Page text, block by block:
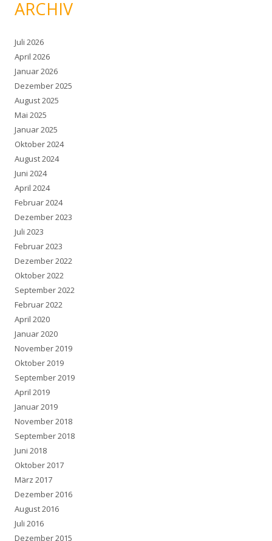
ARCHIV
Juli 2026
April 2026
Januar 2026
Dezember 2025
August 2025
Mai 2025
Januar 2025
Oktober 2024
August 2024
Juni 2024
April 2024
Februar 2024
Dezember 2023
Juli 2023
Februar 2023
Dezember 2022
Oktober 2022
September 2022
Februar 2022
April 2020
Januar 2020
November 2019
Oktober 2019
September 2019
April 2019
Januar 2019
November 2018
September 2018
Juni 2018
Oktober 2017
März 2017
Dezember 2016
August 2016
Juli 2016
Dezember 2015